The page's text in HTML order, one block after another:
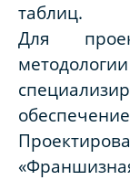
таблиц.
Для